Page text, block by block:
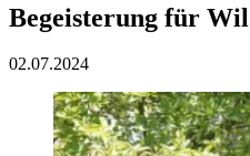
Begeisterung für
02.07.2024